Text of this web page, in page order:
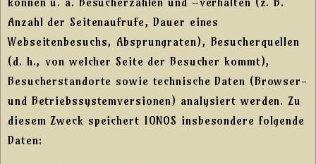
Anzahl der Seitenaufrufe, Dauer eines
Webseitenbesuchs, Absprungraten), Besucherquellen
(d. h., von welcher Seite der Besucher kommt),
Besucherstandorte sowie technische Daten (Browser-
und Betriebssystemversionen) analysiert werden. Zu
diesem Zweck speichert IONOS insbesondere folgende
Daten: